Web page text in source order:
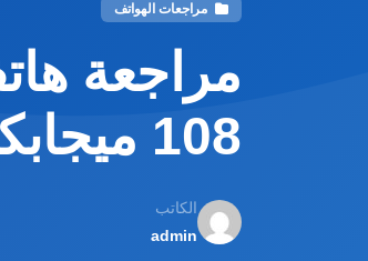
مراجعات الهواتف
108 ميجابكسل
الكاتب
admin